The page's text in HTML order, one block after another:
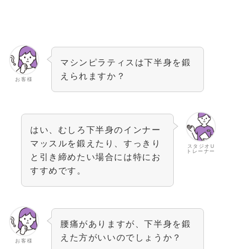
お客様
マシンピラティスは下半身を鍛
えられますか？
スタジオU
トレーナー
はい、むしろ下半身のインナー
マッスルを鍛えたり、すっきり
と引き締めたい場合には特にお
すすめです。
お客様
腰痛がありますが、下半身を鍛
えた方がいいのでしょうか？